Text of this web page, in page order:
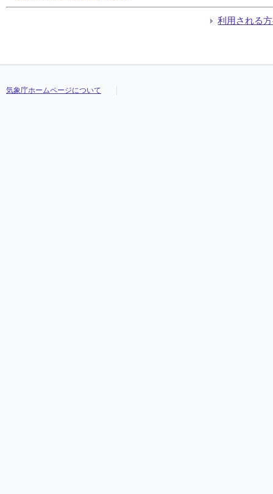
利用される
気象庁ホームページについて